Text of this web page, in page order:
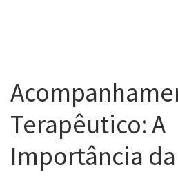
Terapêutico: A
Importância